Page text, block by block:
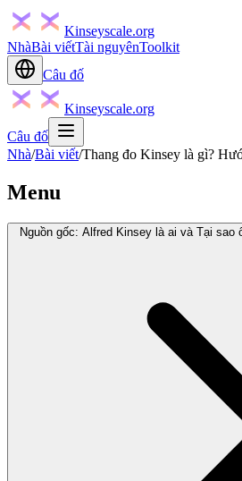
Kinseyscale.org
NhàBài viếtTài nguyênToolkit
Câu đố
Kinseyscale.org
Câu đố
Nhà/Bài viết/Thang đo Kinsey là gì?
Menu
Nguồn gốc: Alfred Kinsey là ai và Tại sao